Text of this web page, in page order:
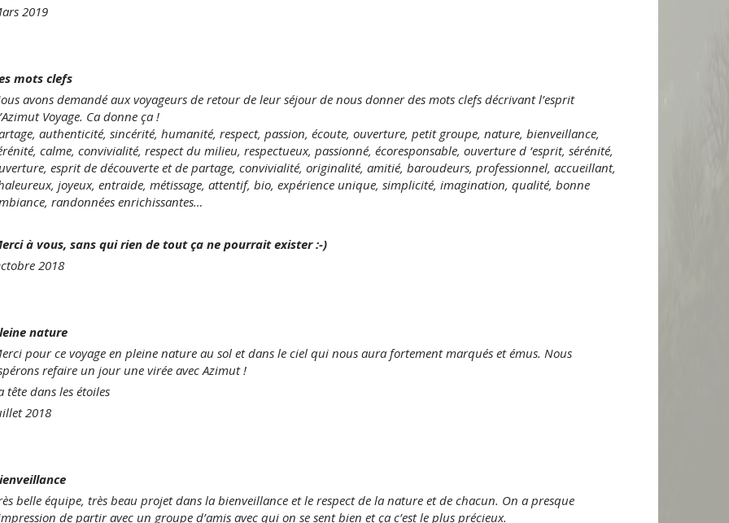
2019
mots clefs
avons demandé aux voyageurs de retour de leur séjour de nous donner des mots clefs décrivant l’esprit
Voyage. Ca donne ça !
authenticité, sincérité, humanité, respect, passion, écoute, ouverture, petit groupe, nature, bienveillance,
calme, convivialité, respect du milieu, respectueux, passionné, écoresponsable, ouverture d ‘esprit, sérénité,
esprit de découverte et de partage, convivialité, originalité, amitié, baroudeurs, professionnel, accueillant,
joyeux, entraide, métissage, attentif, bio, expérience unique, simplicité, imagination, qualité, bonne
randonnées enrichissantes…
à vous, sans qui rien de tout ça ne pourrait exister :-)
2018
nature
pour ce voyage en pleine nature au sol et dans le ciel qui nous aura fortement marqués et émus. Nous
refaire un jour une virée avec Azimut !
tête dans les étoiles
2018
belle équipe, très beau projet dans la bienveillance et le respect de la nature et de chacun. On a presque
de partir avec un groupe d’amis avec qui on se sent bien et ça c’est le plus précieux.